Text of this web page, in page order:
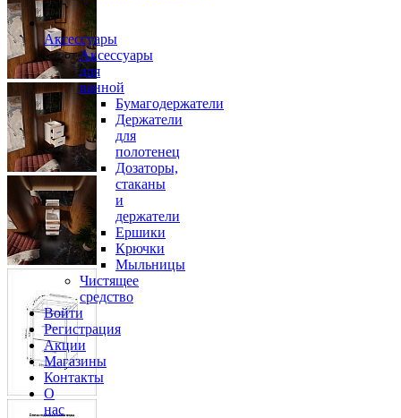
Аксессуары
Аксессуары
для
ванной
Бумагодержатели
Держатели
для
полотенец
Дозаторы,
стаканы
и
держатели
Ершики
Крючки
Мыльницы
Чистящее
средство
Войти
Регистрация
Акции
Магазины
Контакты
О
нас